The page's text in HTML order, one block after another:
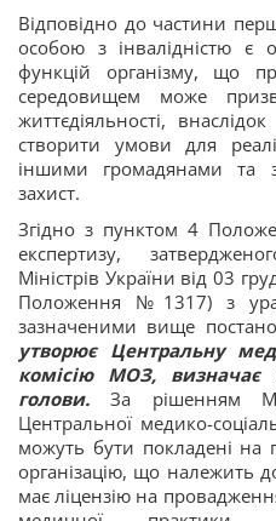
Відповідно до частини
особою з інвалідністю є
функцій організму, що
середовищем може
життєдіяльності,
створити умови для
іншими громадянами та
захист.
Згідно з пунктом 4
експертизу,
Міністрів України від 03
Положення №1317) з
зазначеними вище
утворює Центральну
комісію МОЗ, визначає
голови.За рішенням
Центральної медико-
можуть бути покладені на
організацію, що належить
має ліцензію на